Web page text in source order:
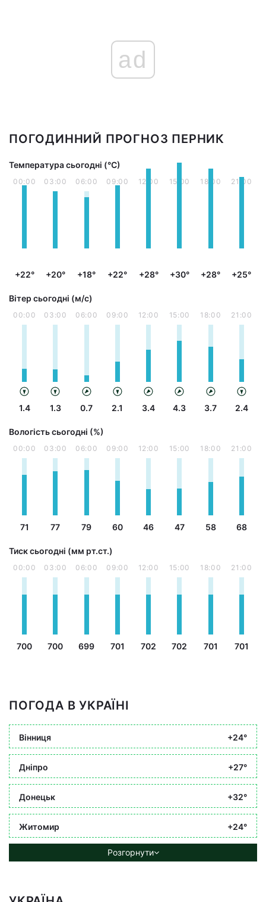
ad
ПОГОДИННИЙ ПРОГНОЗ ПЕРНИК
Температура сьогодні (°С)
00:00
+22°
03:00
+20°
06:00
+18°
09:00
+22°
12:00
+28°
15:00
+30°
18:00
+28°
21:00
+25°
Вітер сьогодні (м/с)
00:00
1.4
03:00
1.3
06:00
0.7
09:00
2.1
12:00
3.4
15:00
4.3
18:00
3.7
21:00
2.4
Вологість сьогодні (%)
00:00
71
03:00
77
06:00
79
09:00
60
12:00
46
15:00
47
18:00
58
21:00
68
Тиск сьогодні (мм рт.ст.)
00:00
700
03:00
700
06:00
699
09:00
701
12:00
702
15:00
702
18:00
701
21:00
701
ПОГОДА В УКРАЇНІ
Вінниця +24°
Дніпро +27°
Донецьк +32°
Житомир +24°
Розгорнути